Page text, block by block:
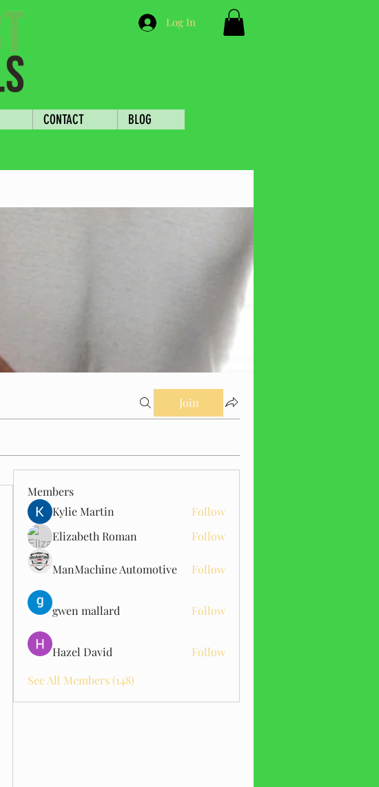
Log In
CONTACT BLOG
Join
Members
Kylie Martin
Follow
Elizabeth Roman
Follow
ManMachine Automotive Follow
gwen mallard Follow
Hazel David
Follow
See All Members (148)